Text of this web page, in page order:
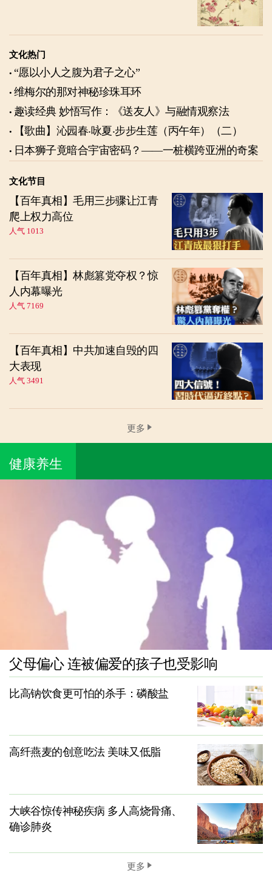
文化热门
“愿以小人之腹为君子之心”
维梅尔的那对神秘珍珠耳环
趣读经典 妙悟写作：《送友人》与融情观察法
【歌曲】沁园春‧咏夏‧步步生莲（丙午年）（二）
日本狮子竟暗合宇宙密码？——一桩横跨亚洲的奇案
文化节目
【百年真相】毛用三步骤让江青
爬上权力高位
人气 1013
【百年真相】林彪篡党夺权？惊
人内幕曝光
人气 7169
【百年真相】中共加速自毁的四
大表现
人气 3491
更多
健康养生
父母偏心 连被偏爱的孩子也受影响
比高钠饮食更可怕的杀手：磷酸盐
高纤燕麦的创意吃法 美味又低脂
大峡谷惊传神秘疾病 多人高烧骨痛、
确诊肺炎
更多